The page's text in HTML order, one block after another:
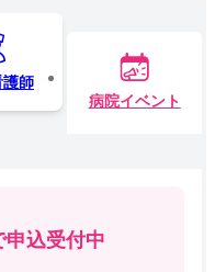
師
病院イベント
込受付中